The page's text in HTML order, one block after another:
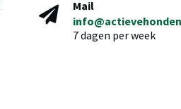
Mail
7 dagen per week